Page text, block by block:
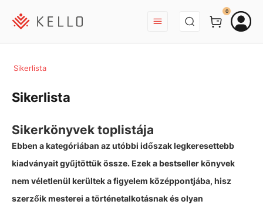
BEJELENTKEZÉS
0
Sikerlista
Sikerlista
Sikerkönyvek toplistája
Ebben a kategóriában az utóbbi időszak legkeresettebb
kiadványait gyűjtöttük össze. Ezek a bestseller könyvek
nem véletlenül kerültek a figyelem középpontjába, hisz
szerzőik mesterei a történetalkotásnak és olyan